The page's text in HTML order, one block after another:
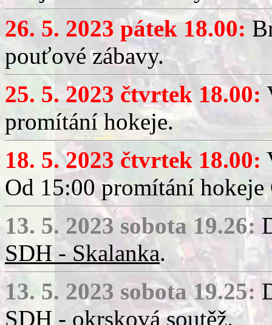
26. 5. 2023 pátek 18.00:
pouťové zábavy.
25. 5. 2023 čtvrtek 18.00:
promítání hokeje.
18. 5. 2023 čtvrtek 18.00:
Od 15:00 promítání
13. 5. 2023 sobota 19.26:
SDH - Skalanka.
13. 5. 2023 sobota 19.25:
SDH - okrsková soutěž.